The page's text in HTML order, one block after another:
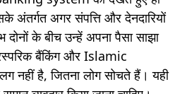
अंतर्गत अगर संपत्ति और देनदारियों
दोनों के बीच उन्हें अपना पैसा साझा
बैंकिंग और Islamic
नहीं है, जितना लोग सोचते हैं। यही